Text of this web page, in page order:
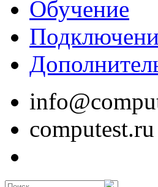
Обучение
computest.ru